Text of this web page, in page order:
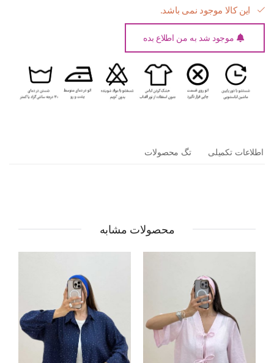
این کالا موجود نمی باشد.
موجود شد به من اطلاع بده
اطلاعات تکمیلی تگ محصولات
محصولات مشابه